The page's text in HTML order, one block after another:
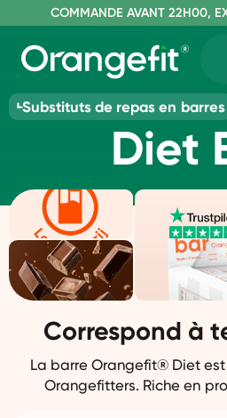
SANS LACTOSE ET
COMMANDE AVANT 22H00,
LIVRAISON GRATUITE À
Substituts de repas en barres
Diet
Correspond à
La barre Orangefit® Diet
Orangefitters. Riche en